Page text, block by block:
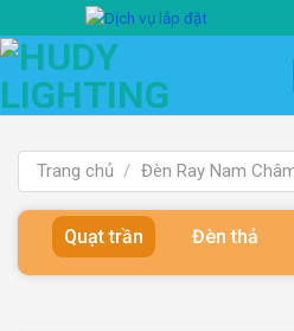
qua
nội
dung
Trang chủ / Đèn Ray Nam
Quạt trần Đèn thả